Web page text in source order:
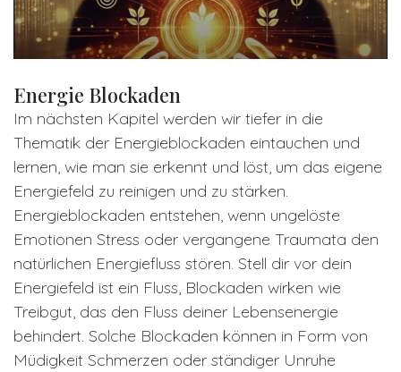
Energie Blockaden
Im nächsten Kapitel werden wir tiefer in die
Thematik der Energieblockaden eintauchen und
lernen, wie man sie erkennt und löst, um das eigene
Energiefeld zu reinigen und zu stärken.
Energieblockaden entstehen, wenn ungelöste
Emotionen Stress oder vergangene Traumata den
natürlichen Energiefluss stören. Stell dir vor dein
Energiefeld ist ein Fluss, Blockaden wirken wie
Treibgut, das den Fluss deiner Lebensenergie
behindert. Solche Blockaden können in Form von
Müdigkeit Schmerzen oder ständiger Unruhe